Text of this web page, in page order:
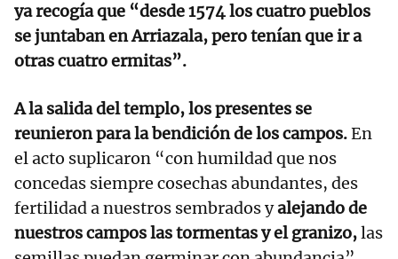
ya recogía que “desde 1574 los cuatro pueblos
se juntaban en Arriazala, pero tenían que ir a
otras cuatro ermitas”.
A la salida del templo, los presentes se
reunieron para la bendición de los campos.En
el acto suplicaron “con humildad que nos
concedas siempre cosechas abundantes, des
fertilidad a nuestros sembrados yalejando de
nuestros campos las tormentas y el granizo,las